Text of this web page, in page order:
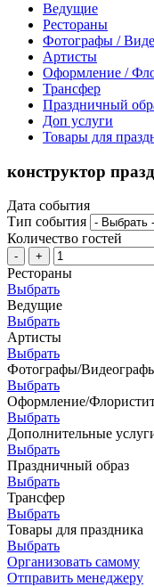
Ведущие
Рестораны
Фотографы /
Артисты
Оформление /
Трансфер
Праздничный
Доп услуги
Товары для
конструктор
Дата события
Тип события
Количество гостей
- +
Рестораны
Выбрать
Ведущие
Выбрать
Артисты
Выбрать
Фотографы/
Выбрать
Оформление/
Выбрать
Дополнительные
Выбрать
Праздничный образ
Выбрать
Трансфер
Выбрать
Товары для праздника
Выбрать
Организовать самому
Отправить менеджеру